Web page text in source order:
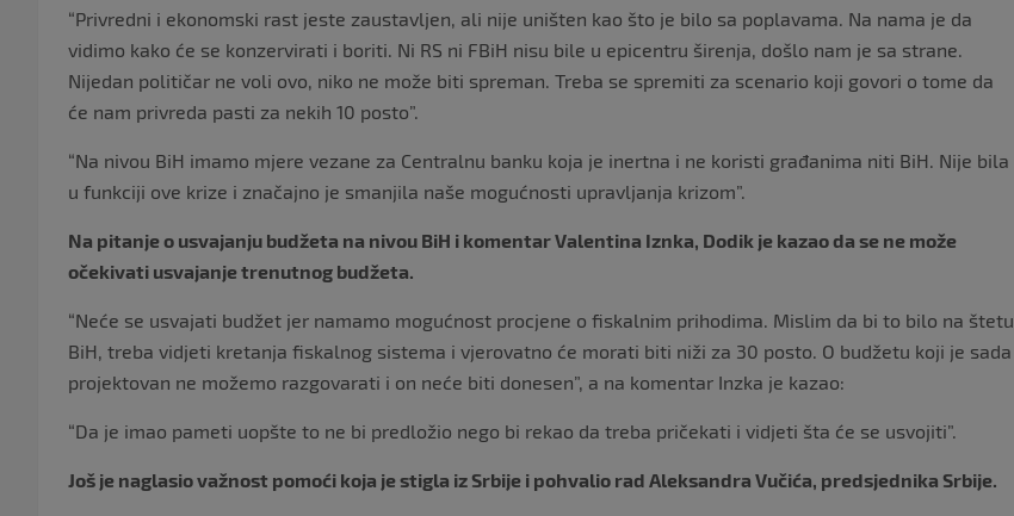
“Privredni i ekonomski rast jeste zaustavljen, ali nije uništen kao što je bilo sa poplavama. Na nama je da
vidimo kako će se konzervirati i boriti. Ni RS ni FBiH nisu bile u epicentru širenja, došlo nam je sa strane.
Nijedan političar ne voli ovo, niko ne može biti spreman. Treba se spremiti za scenario koji govori o tome da
će nam privreda pasti za nekih 10 posto”.
“Na nivou BiH imamo mjere vezane za Centralnu banku koja je inertna i ne koristi građanima niti BiH. Nije bila
u funkciji ove krize i značajno je smanjila naše mogućnosti upravljanja krizom”.
Na pitanje o usvajanju budžeta na nivou BiH i komentar Valentina Iznka, Dodik je kazao da se ne može
očekivati usvajanje trenutnog budžeta.
“Neće se usvajati budžet jer namamo mogućnost procjene o fiskalnim prihodima. Mislim da bi to bilo na štetu
BiH, treba vidjeti kretanja fiskalnog sistema i vjerovatno će morati biti niži za 30 posto. O budžetu koji je sada
projektovan ne možemo razgovarati i on neće biti donesen”, a na komentar Inzka je kazao:
“Da je imao pameti uopšte to ne bi predložio nego bi rekao da treba pričekati i vidjeti šta će se usvojiti”.
Još je naglasio važnost pomoći koja je stigla iz Srbije i pohvalio rad Aleksandra Vučića, predsjednika Srbije.